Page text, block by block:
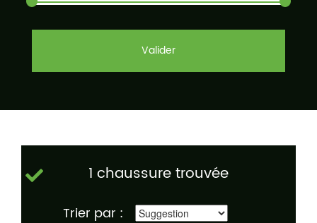
Valider
1 chaussure trouvée
Trier par :